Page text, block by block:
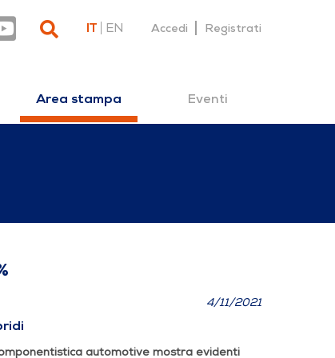
IT EN Accedi Registrati
Area stampa Eventi
-11,9%
4/11/2021
automotive mostra evidenti